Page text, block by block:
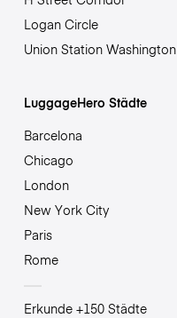
Logan Circle
Union Station Washington
LuggageHero Städte
Barcelona
Chicago
London
New York City
Paris
Rome
Erkunde +150 Städte